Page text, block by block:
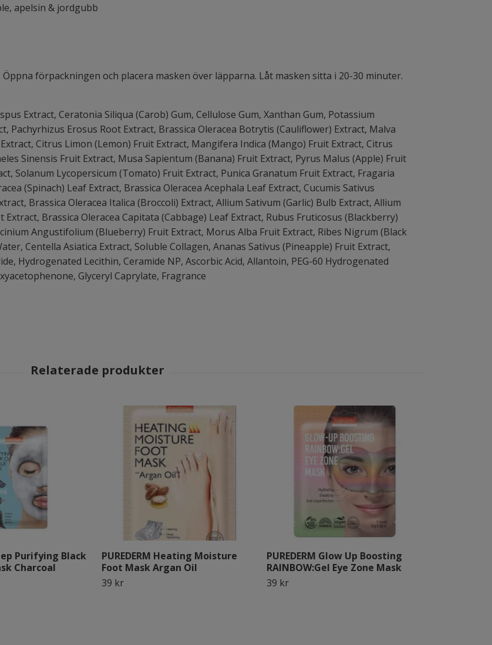
apelsin & jordgubb
förpackningen och placera masken över läpparna. Låt masken sitta i 20-30 minuter.
Extract, Ceratonia Siliqua (Carob) Gum, Cellulose Gum, Xanthan Gum, Potassium
Pachyrhizus Erosus Root Extract, Brassica Oleracea Botrytis (Cauliflower) Extract, Malva
Citrus Limon (Lemon) Fruit Extract, Mangifera Indica (Mango) Fruit Extract, Citrus
Sinensis Fruit Extract, Musa Sapientum (Banana) Fruit Extract, Pyrus Malus (Apple) Fruit
Solanum Lycopersicum (Tomato) Fruit Extract, Punica Granatum Fruit Extract, Fragaria
(Spinach) Leaf Extract, Brassica Oleracea Acephala Leaf Extract, Cucumis Sativus
Brassica Oleracea Italica (Broccoli) Extract, Allium Sativum (Garlic) Bulb Extract, Allium
Brassica Oleracea Capitata (Cabbage) Leaf Extract, Rubus Fruticosus (Blackberry)
Angustifolium (Blueberry) Fruit Extract, Morus Alba Fruit Extract, Ribes Nigrum (Black
Centella Asiatica Extract, Soluble Collagen, Ananas Sativus (Pineapple) Fruit Extract,
Hydrogenated Lecithin, Ceramide NP, Ascorbic Acid, Allantoin, PEG-60 Hydrogenated
Glyceryl Caprylate, Fragrance
Purifying Black
Charcoal
PUREDERM Heating Moisture
Foot Mask Argan Oil
39 kr
PUREDERM Glow Up Boosting
RAINBOW:Gel Eye Zone Mask
39 kr